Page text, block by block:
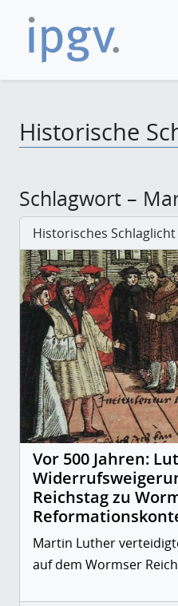
Historische
Schlagwort –
Historisches Schlaglicht
Vor 500 Jahren:
Reichstag zu
Martin Luther
auf dem Wormser